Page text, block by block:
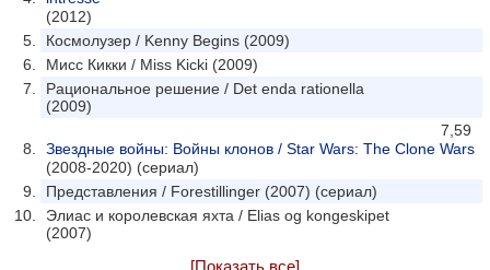
(2012)
Космолузер / Kenny Begins (2009)
Мисс Кикки / Miss Kicki (2009)
Рациональное решение / Det enda rationella
(2009)
7,59
Звездные войны: Войны клонов / Star Wars: The Clone Wars
(2008-2020) (сериал)
Представления / Forestillinger (2007) (сериал)
Элиас и королевская яхта / Elias og kongeskipet
(2007)
[Показать все]